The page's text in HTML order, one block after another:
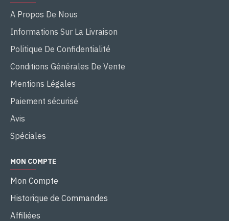
A Propos De Nous
Informations Sur La Livraison
Politique De Confidentialité
Conditions Générales De Vente
Mentions Légales
Paiement sécurisé
Avis
Spéciales
MON COMPTE
Mon Compte
Historique de Commandes
Affiliées